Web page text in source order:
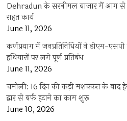
Dehradun के सरनीमल बाजार में आग से
राहत कार्य
June 11, 2026
कर्णप्रयाग में जनप्रतिनिधियों ने डीएम-
हथियारों पर लगे पूर्ण प्रतिबंध
June 11, 2026
चमोली: 16 दिन की कड़ी मशक्कत के बाद
द्वार से बर्फ हटाने का काम शुरू
June 10, 2026